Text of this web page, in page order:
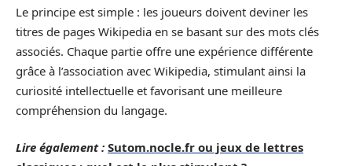
Le principe est simple : les joueurs doivent deviner les
titres de pages Wikipedia en se basant sur des mots clés
associés. Chaque partie offre une expérience différente
grâce à l’association avec Wikipedia, stimulant ainsi la
curiosité intellectuelle et favorisant une meilleure
compréhension du langage.
Lire également : Sutom.nocle.fr ou jeux de lettres